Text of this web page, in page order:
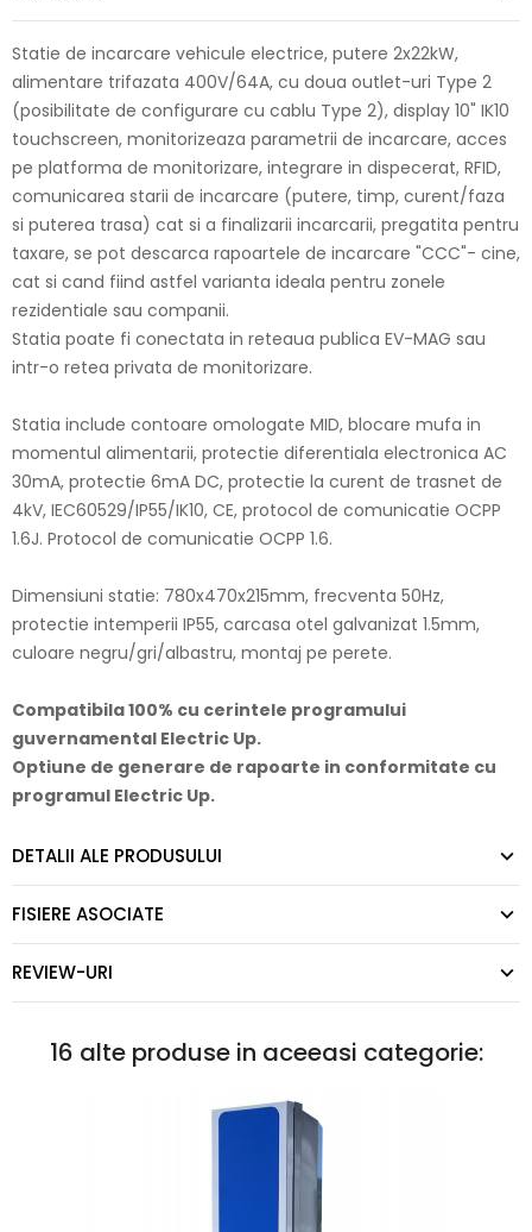
Statie de incarcare vehicule electrice, putere 2x22kW,
alimentare trifazata 400V/64A, cu doua outlet-uri Type 2
(posibilitate de configurare cu cablu Type 2), display 10" IK10
touchscreen, monitorizeaza parametrii de incarcare, acces
pe platforma de monitorizare, integrare in dispecerat, RFID,
comunicarea starii de incarcare (putere, timp, curent/faza
si puterea trasa) cat si a finalizarii incarcarii, pregatita pentru
taxare, se pot descarca rapoartele de incarcare "CCC"- cine,
cat si cand fiind astfel varianta ideala pentru zonele
rezidentiale sau companii.
Statia poate fi conectata in reteaua publica EV-MAG sau
intr-o retea privata de monitorizare.
Statia include contoare omologate MID, blocare mufa in
momentul alimentarii, protectie diferentiala electronica AC
30mA, protectie 6mA DC, protectie la curent de trasnet de
4kV, IEC60529/IP55/IK10, CE, protocol de comunicatie OCPP
1.6J. Protocol de comunicatie OCPP 1.6.
Dimensiuni statie: 780x470x215mm, frecventa 50Hz,
protectie intemperii IP55, carcasa otel galvanizat 1.5mm,
culoare negru/gri/albastru, montaj pe perete.
Compatibila 100% cu cerintele programului
guvernamental Electric Up.
Optiune de generare de rapoarte in conformitate cu
programul Electric Up.
DETALII ALE PRODUSULUI
FISIERE ASOCIATE
REVIEW-URI
16 alte produse in aceeasi categorie: